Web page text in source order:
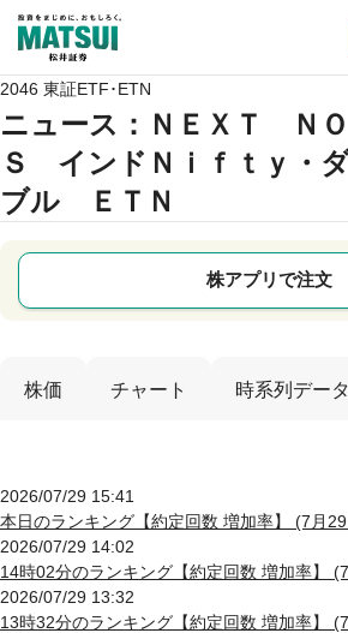
2046 東証ETF･ETN
ニュース ：ＮＥＸＴ Ｎ
Ｓ インドＮｉｆｔｙ・
ブル ＥＴＮ
株アプリで注文
株価 チャート 時系列データ
2026/07/29 15:41
本日のランキング【約定回数 増加率】 (7月
2026/07/29 14:02
14時02分のランキング【約定回数 増加率】
2026/07/29 13:32
13時32分のランキング【約定回数 増加率】